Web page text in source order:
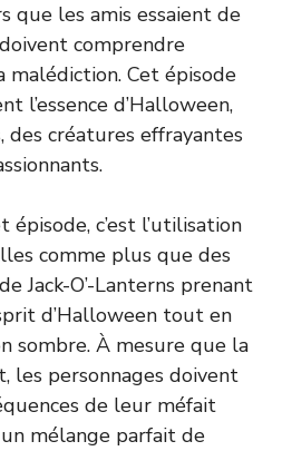
que les amis essaient de
comprendre
Cet épisode
l’essence d’Halloween,
des créatures effrayantes
c’est l’utilisation
comme plus que des
Jack-O’-Lanterns prenant
d’Halloween tout en
sombre. À mesure que la
les personnages doivent
de leur méfait
un mélange parfait de